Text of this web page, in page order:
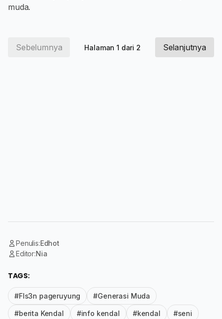
muda.
Sebelumnya Halaman 1 dari 2 Selanjutnya
Penulis:Edhot
Editor:Nia
TAGS:
#Fls3n pageruyung #Generasi Muda
#berita Kendal #info kendal #kendal #seni